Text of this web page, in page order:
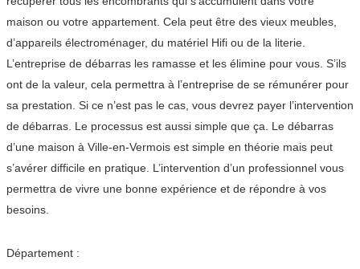
maison ou votre appartement. Cela peut être des vieux meubles,
d’appareils électroménager, du matériel Hifi ou de la literie.
L’entreprise de débarras les ramasse et les élimine pour vous. S’ils
ont de la valeur, cela permettra à l’entreprise de se rémunérer pour
sa prestation. Si ce n’est pas le cas, vous devrez payer l’intervention
de débarras. Le processus est aussi simple que ça. Le débarras
d’une maison à Ville-en-Vermois est simple en théorie mais peut
s’avérer difficile en pratique. L’intervention d’un professionnel vous
permettra de vivre une bonne expérience et de répondre à vos
besoins.
Département :